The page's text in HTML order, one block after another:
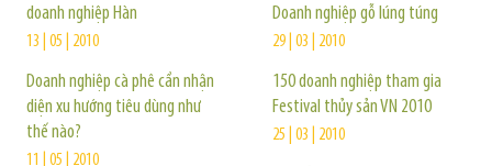
doanh nghiệp Hàn
13 | 05 | 2010
Doanh nghiệp cà phê cần nhận
diện xu hướng tiêu dùng như
thế nào?
11 | 05 | 2010
Doanh nghiệp gỗ lúng túng
29 | 03 | 2010
150 doanh nghiệp tham gia
Festival thủy sản VN 2010
25 | 03 | 2010